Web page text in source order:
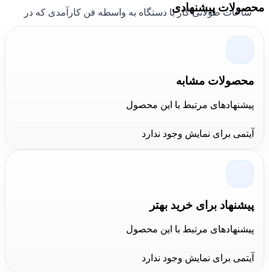
ساعات طولانی کار با دستگاه به واسطه فن کارآمدی که در
برای مشاهده دیگر محصولات هیوندای به
بهره گیری از مشاوره تخصصی
تجربه کنید.
محصولات پیشنهادی
محصولات مشابه
پیشنهادهای مرتبط با این محصول
آیتمی برای نمایش وجود ندارد
پیشنهاد برای خرید بهتر
پیشنهادهای مرتبط با این محصول
آیتمی برای نمایش وجود ندارد